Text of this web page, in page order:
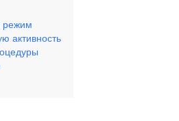
режим
активность